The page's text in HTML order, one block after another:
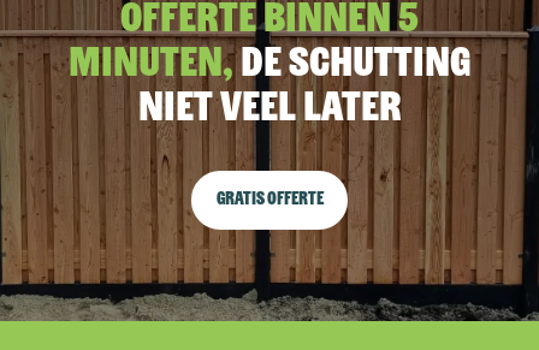
Offerte binnen 5
minuten,De schutting
niet veel later
Gratis offerte